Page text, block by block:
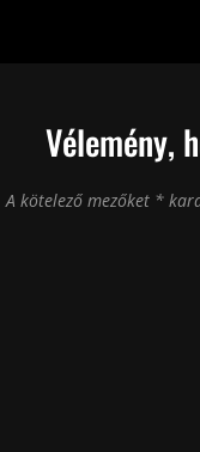
Vélemény,
A kötelező mezőket *